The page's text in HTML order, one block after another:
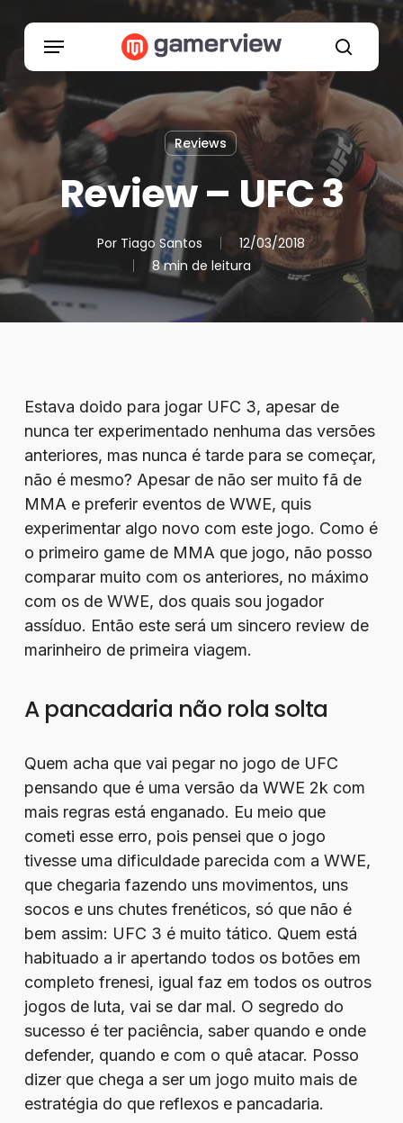
search
Menu
Reviews
Review – UFC 3
Por Tiago Santos
12/03/2018
8 min de leitura
Estava doido para jogar UFC 3, apesar de
nunca ter experimentado nenhuma das versões
anteriores, mas nunca é tarde para se começar,
não é mesmo? Apesar de não ser muito fã de
MMA e preferir eventos de WWE, quis
experimentar algo novo com este jogo. Como é
o primeiro game de MMA que jogo, não posso
comparar muito com os anteriores, no máximo
com os de WWE, dos quais sou jogador
assíduo. Então este será um sincero review de
marinheiro de primeira viagem.
A pancadaria não rola solta
Quem acha que vai pegar no jogo de UFC
pensando que é uma versão da WWE 2k com
mais regras está enganado. Eu meio que
cometi esse erro, pois pensei que o jogo
tivesse uma dificuldade parecida com a WWE,
que chegaria fazendo uns movimentos, uns
socos e uns chutes frenéticos, só que não é
bem assim: UFC 3 é muito tático. Quem está
habituado a ir apertando todos os botões em
completo frenesi, igual faz em todos os outros
jogos de luta, vai se dar mal. O segredo do
sucesso é ter paciência, saber quando e onde
defender, quando e com o quê atacar. Posso
dizer que chega a ser um jogo muito mais de
estratégia do que reflexos e pancadaria.